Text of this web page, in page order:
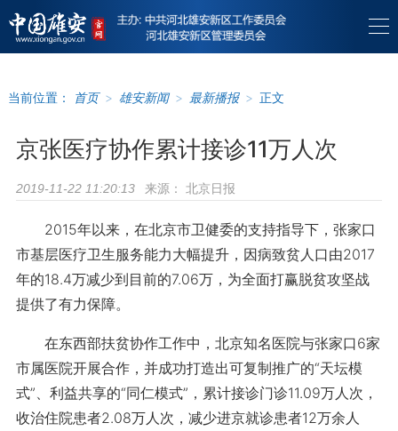
当前位置： 首页 > 雄安新闻 > 最新播报 > 正文
京张医疗协作累计接诊11万人次
2019-11-22 11:20:13 来源： 北京日报
2015年以来，在北京市卫健委的支持指导下，张家口
市基层医疗卫生服务能力大幅提升，因病致贫人口由2017
年的18.4万减少到目前的7.06万，为全面打赢脱贫攻坚战
提供了有力保障。
在东西部扶贫协作工作中，北京知名医院与张家口6家
市属医院开展合作，并成功打造出可复制推广的“天坛模
式”、利益共享的“同仁模式”，累计接诊门诊11.09万人次，
收治住院患者2.08万人次，减少进京就诊患者12万余人